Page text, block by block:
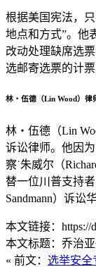
根据美国宪法，
地点和方式”。他
改动处理缺席选
选邮寄选票的计
林‧伍德（Lin Wood）律
林‧伍德（Lin
诉讼律师。他因
察˙朱威尔（
替一位川普支持
Sandmann）诉讼
本文链接：https://
本文标题：乔治
« 前文： 选举安全